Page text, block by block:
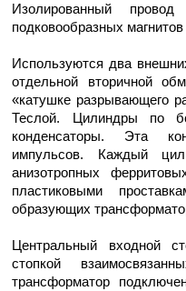
Изолированный
подковообразных
Используются два
отдельной вторичной
«катушке разрывающего
Теслой. Цилиндры по
конденсаторы. Эта
импульсов. Каждый
анизотропных
пластиковыми
образующих
Центральный входной
стопкой
трансформатор